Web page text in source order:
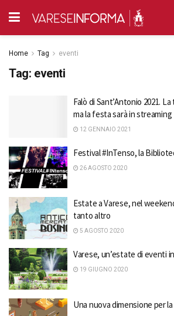
Home Tag eventi
Tag: eventi
Falò di Sant’Antonio 2021.
ma la festa sarà in streaming
12 GENNAIO 2021
Festival #InTenso, la
26 AGOSTO 2020
Estate a Varese, nel
tanto altro
5 AGOSTO 2020
Varese, un’estate di eventi
19 GIUGNO 2020
Una nuova dimensione per